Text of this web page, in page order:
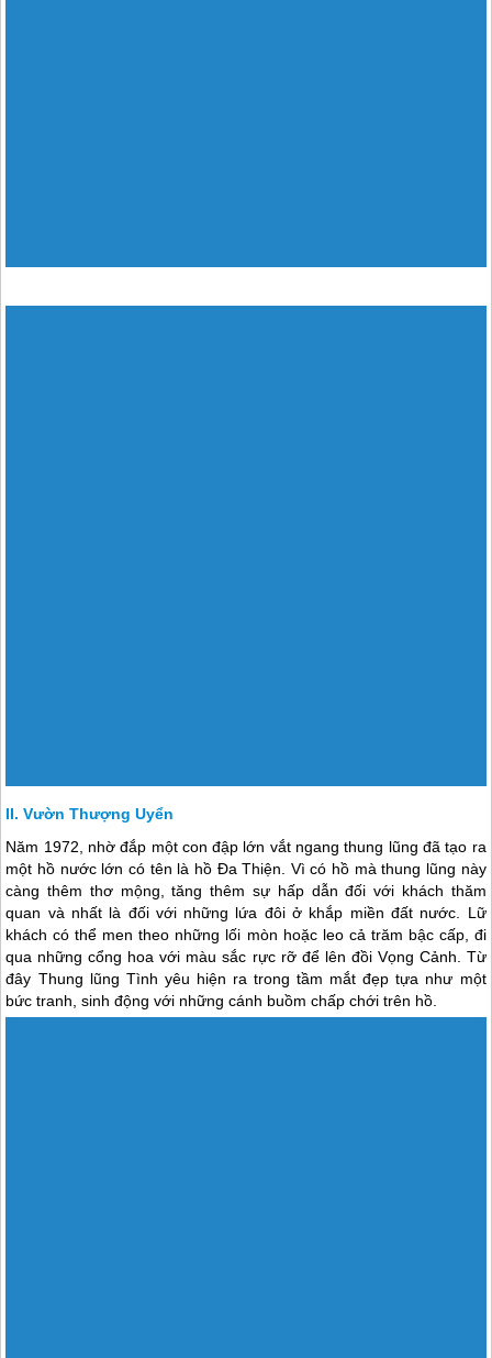
Vườn Thượng Uyển
Năm 1972, nhờ đắp một con đập lớn vắt ngang thung lũng đã tạo ra
một hồ nước lớn có tên là hồ Ða Thiện. Vì có hồ mà thung lũng này
càng thêm thơ mộng, tăng thêm sự hấp dẫn đối với khách thăm
quan và nhất là đối với những lứa đôi ở khắp miền đất nước. Lữ
khách có thể men theo những lối mòn hoặc leo cả trăm bậc cấp, đi
qua những cổng hoa với màu sắc rực rỡ để lên đồi Vọng Cảnh. Từ
đây Thung lũng Tình yêu hiện ra trong tầm mắt đẹp tựa như một
bức tranh, sinh động với những cánh buồm chấp chới trên hồ.